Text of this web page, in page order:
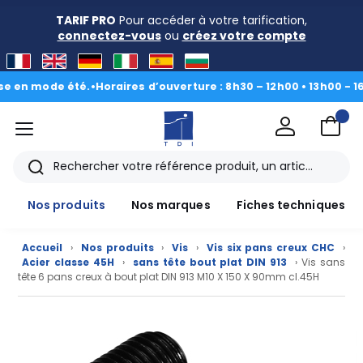
TARIF PRO Pour accéder à votre tarification,
connectez-vousou créez votre compte
mode été.•Horaires d’ouverture : 8h30 – 12h00 • 13h00 - 16h30|
menu
Rechercher
Nos produits
Nos marques Fiches techniques
Accueil › Nos produits › Vis › Vis six pans creux CHC
›
Acier classe 45H
› sans tête bout plat DIN 913
› Vis sans
tête 6 pans creux à bout plat DIN 913 M10 X 150 X 90mm cl.45H